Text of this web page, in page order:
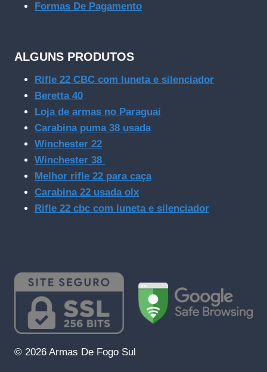
Formas De Pagamento
ALGUNS PRODUTOS
Rifle 22 CBC com luneta e silenciador
Beretta 40
Loja de armas no Paraguai
Carabina puma 38 usada
Winchester 22
Winchester 38
Melhor rifle 22 para caça
Carabina 22 usada olx
Rifle 22 cbc com luneta e silenciador
© 2026 Armas De Fogo Sul